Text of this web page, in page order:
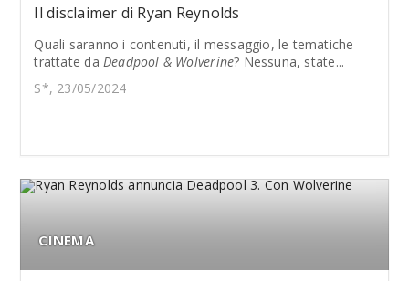
Il disclaimer di Ryan Reynolds
Quali saranno i contenuti, il messaggio, le tematiche
trattate da Deadpool & Wolverine? Nessuna, state...
S*, 23/05/2024
CINEMA